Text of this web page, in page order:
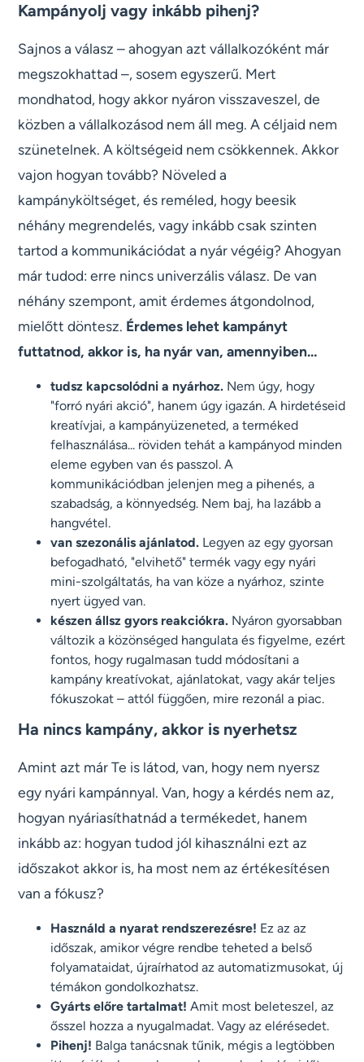
Kampányolj vagy inkább pihenj?
Sajnos a válasz – ahogyan azt vállalkozóként már
megszokhattad –, sosem egyszerű. Mert
mondhatod, hogy akkor nyáron visszaveszel, de
közben a vállalkozásod nem áll meg. A céljaid nem
szünetelnek. A költségeid nem csökkennek. Akkor
vajon hogyan tovább? Növeled a
kampányköltséget, és reméled, hogy beesik
néhány megrendelés, vagy inkább csak szinten
tartod a kommunikációdat a nyár végéig? Ahogyan
már tudod: erre nincs univerzális válasz. De van
néhány szempont, amit érdemes átgondolnod,
mielőtt döntesz. Érdemes lehet kampányt
futtatnod, akkor is, ha nyár van, amennyiben…
tudsz kapcsolódni a nyárhoz. Nem úgy, hogy
"forró nyári akció", hanem úgy igazán. A hirdetéseid
kreatívjai, a kampányüzeneted, a terméked
felhasználása... röviden tehát a kampányod minden
eleme egyben van és passzol. A
kommunikációdban jelenjen meg a pihenés, a
szabadság, a könnyedség. Nem baj, ha lazább a
hangvétel.
van szezonális ajánlatod. Legyen az egy gyorsan
befogadható, "elvihető" termék vagy egy nyári
mini-szolgáltatás, ha van köze a nyárhoz, szinte
nyert ügyed van.
készen állsz gyors reakciókra. Nyáron gyorsabban
változik a közönséged hangulata és figyelme, ezért
fontos, hogy rugalmasan tudd módosítani a
kampány kreatívokat, ajánlatokat, vagy akár teljes
fókuszokat – attól függően, mire rezonál a piac.
Ha nincs kampány, akkor is nyerhetsz
Amint azt már Te is látod, van, hogy nem nyersz
egy nyári kampánnyal. Van, hogy a kérdés nem az,
hogyan nyáriasíthatnád a termékedet, hanem
inkább az: hogyan tudod jól kihasználni ezt az
időszakot akkor is, ha most nem az értékesítésen
van a fókusz?
Használd a nyarat rendszerezésre! Ez az az
időszak, amikor végre rendbe teheted a belső
folyamataidat, újraírhatod az automatizmusokat, új
témákon gondolkozhatsz.
Gyárts előre tartalmat! Amit most beleteszel, az
ősszel hozza a nyugalmadat. Vagy az elérésedet.
Pihenj! Balga tanácsnak tűnik, mégis a legtöbben